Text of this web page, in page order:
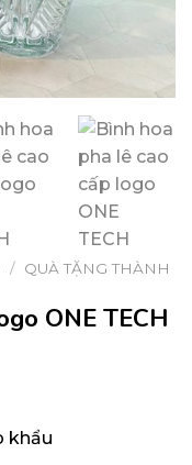
/ QUÀ TẶNG THÀNH
ONE TECH
khẩu